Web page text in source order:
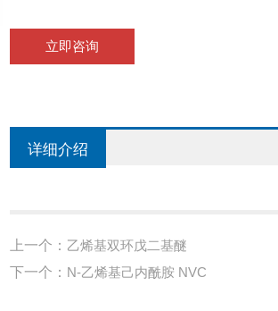
立即咨询
详细介绍
上一个： 乙烯基双环戊二基醚
下一个： N-乙烯基己内酰胺 NVC